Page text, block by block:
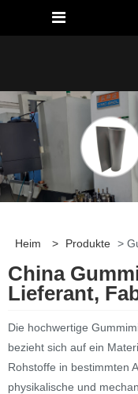
Heim > Produkte >
China
Lieferant,
Die hochwertige
bezieht sich auf ein
Rohstoffe in bestimmten
physikalische und